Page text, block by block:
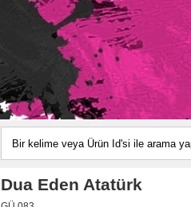
Dua Eden Atatürk